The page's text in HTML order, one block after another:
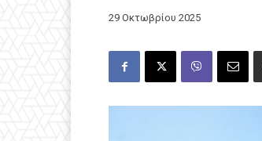
29 Οκτωβρίου 2025